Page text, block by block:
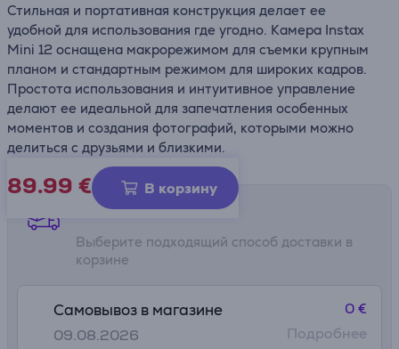
Стильная и портативная конструкция делает ее
удобной для использования где угодно. Камера Instax
Mini 12 оснащена макрорежимом для съемки крупным
планом и стандартным режимом для широких кадров.
Простота использования и интуитивное управление
делают ее идеальной для запечатления особенных
моментов и создания фотографий, которыми можно
делиться с друзьями и близкими.
89.99 € В корзину
Способы доставки
Выберите подходящий способ доставки в
корзине
Самовывоз в магазине
09.08.2026
0 €
Подробнее